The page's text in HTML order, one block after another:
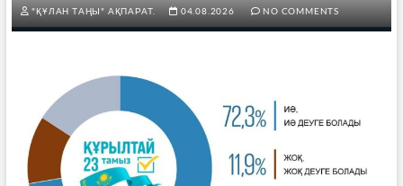
"ҚҰЛАН ТАҢЫ" АҚПАРАТ. 04.08.2026 NO COMMENTS